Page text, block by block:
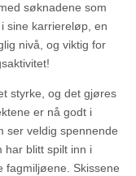
søknadene som
sine karriereløp, en
nivå, og viktig for
styrke, og det gjøres
er nå godt i
ser veldig spennende
har blitt spilt inn i
fagmiljøene. Skissene